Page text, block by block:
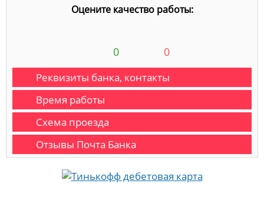
Оцените качество работы:
0 0
Реквизиты банка, контакты
Время работы
Схема проезда
Отзывы Почта Банка